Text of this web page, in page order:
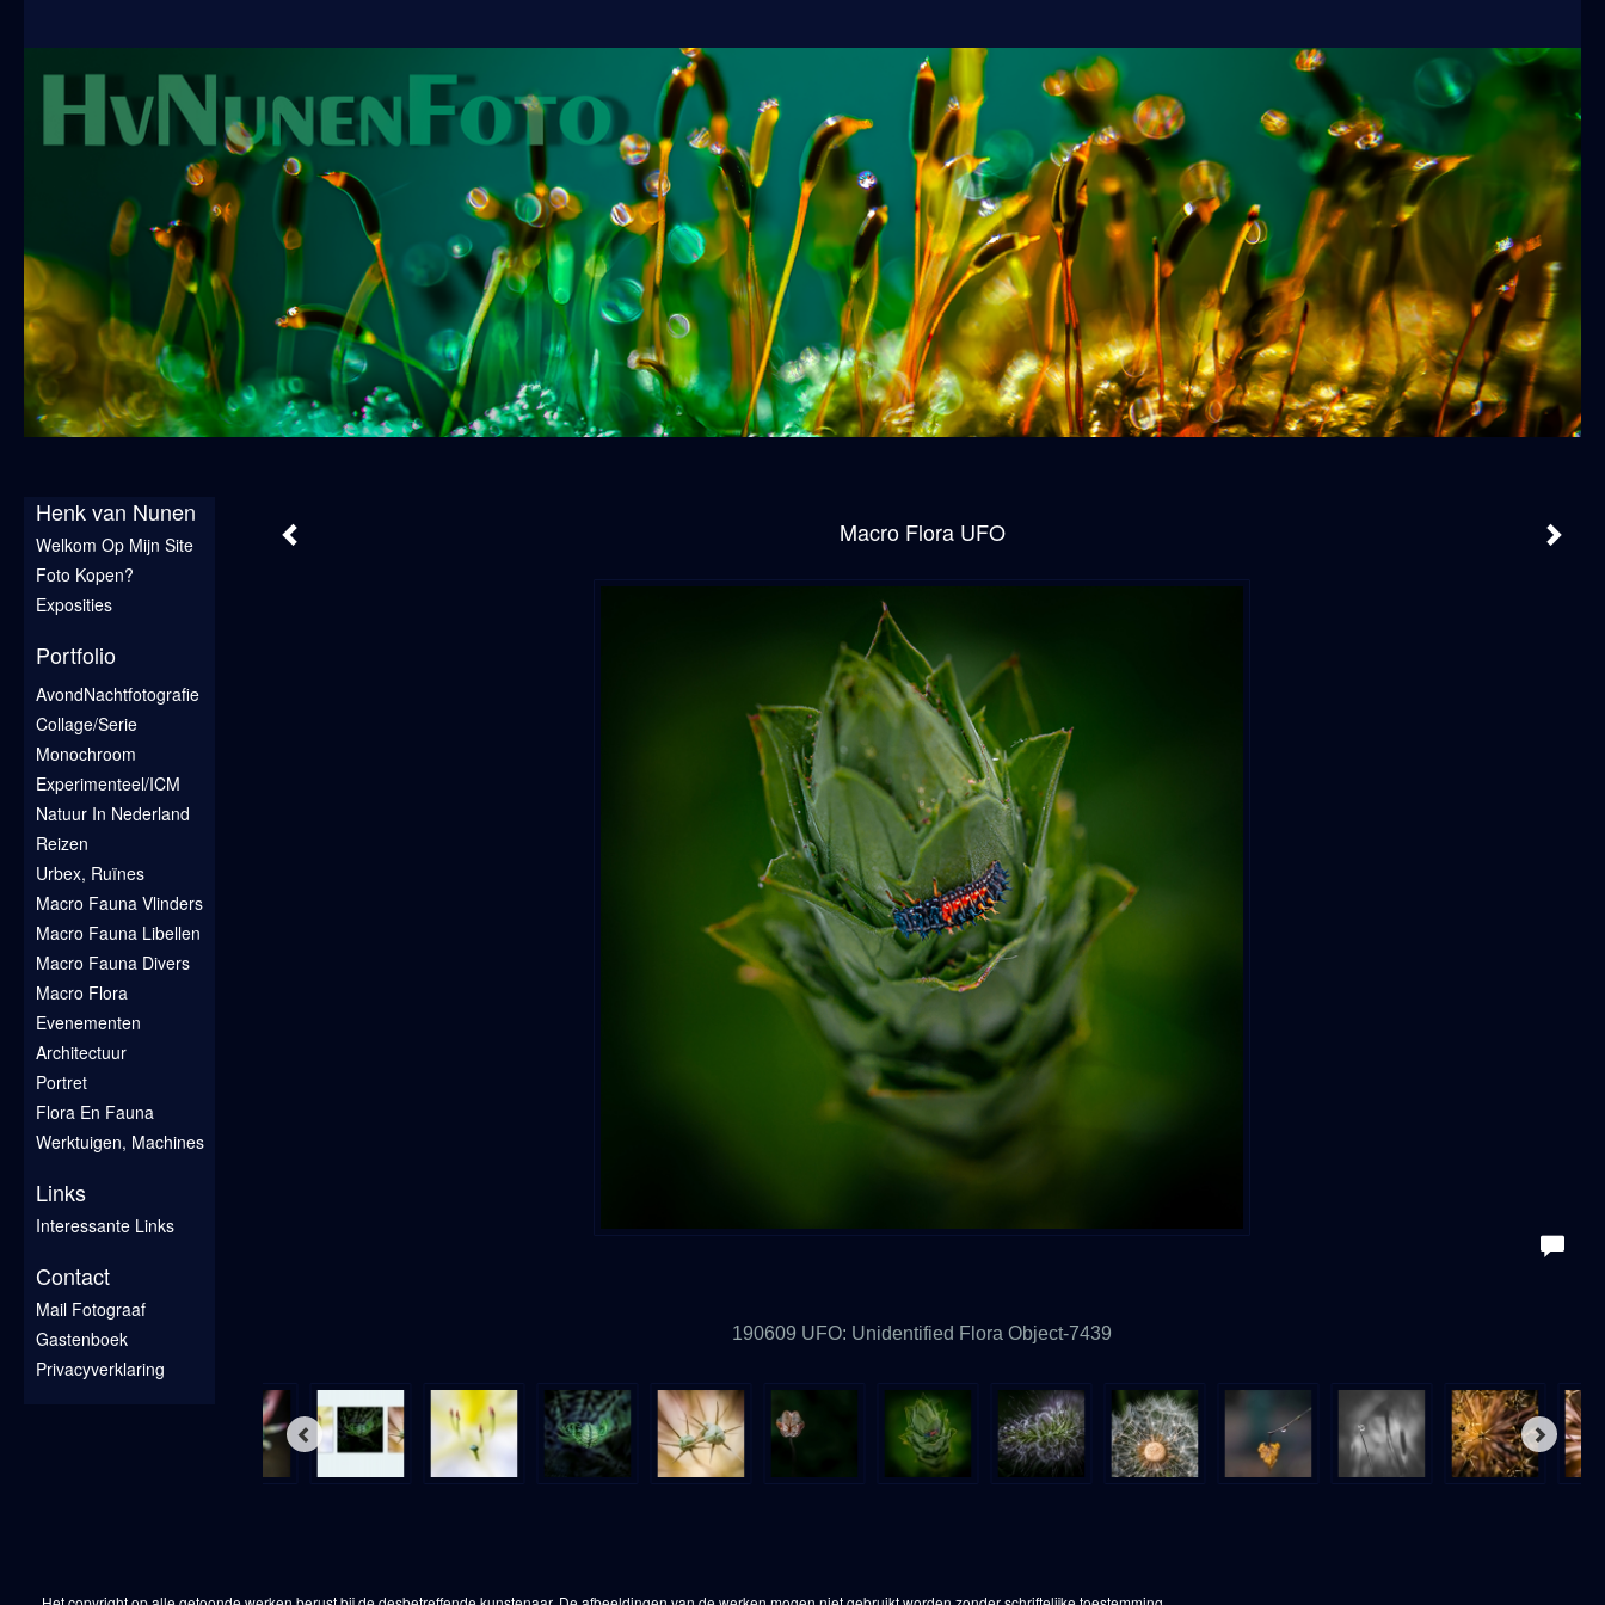
Macro Flora UFO
190609 UFO: Unidentified Flora Object-7439
Henk van Nunen
Welkom Op Mijn Site
Foto Kopen?
Exposities
Portfolio
AvondNachtfotografie
Collage/Serie
Monochroom
Experimenteel/ICM
Natuur In Nederland
Reizen
Urbex, Ruïnes
Macro Fauna Vlinders
Macro Fauna Libellen
Macro Fauna Divers
Macro Flora
Evenementen
Architectuur
Portret
Flora En Fauna
Werktuigen, Machines
Links
Interessante Links
Contact
Mail Fotograaf
Gastenboek
Privacyverklaring